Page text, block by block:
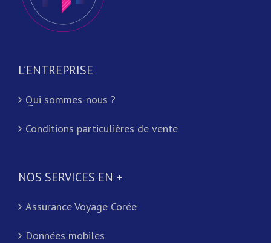
L’ENTREPRISE
Qui sommes-nous ?
Conditions particulières de vente
NOS SERVICES EN +
Assurance Voyage Corée
Données mobiles